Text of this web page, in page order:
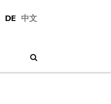
DE 中文